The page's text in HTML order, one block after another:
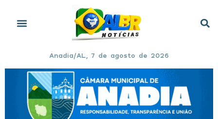
Anadia/AL, 7 de agosto de 2026